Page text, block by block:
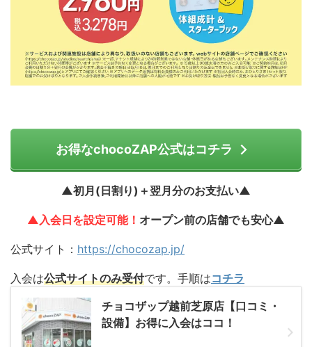
お得なchocoZAP公式はコチラ
▲初月(日割り)＋翌月分のお支払い▲
▲入会日を設定可能！ オープン前の店舗でも安心▲
公式サイト： https://chocozap.jp/
入会は公式サイトのみ受付です。手順はコチラ
チョコザップ越前芝原店【口コミ・
設備】お得に入会はココ！